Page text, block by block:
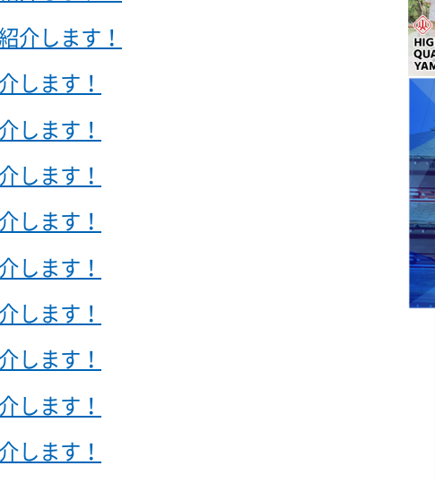
介します！
します！
します！
します！
します！
します！
します！
します！
します！
します！